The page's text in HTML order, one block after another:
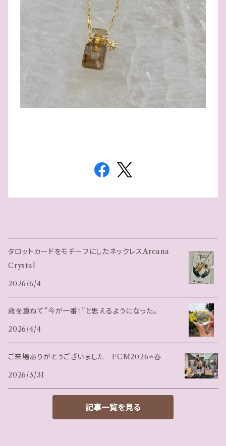
タロットカードをモチーフにしたネックレスArcana
Crystal
2026/6/4
歳を重ねて”今が一番！”と思えるようになった。
2026/4/4
ご来場ありがとうございました FCM2026⭐️春
2026/3/31
記事一覧を見る